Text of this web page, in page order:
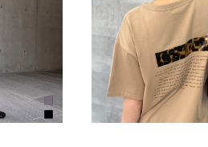
レオパードロゴTシ
56262927
¥10,780